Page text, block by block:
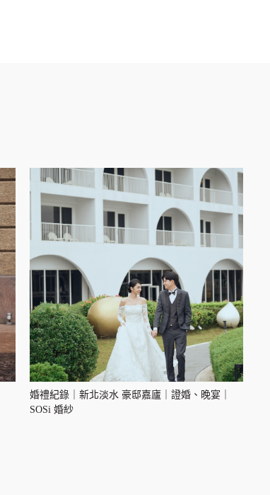
婚禮紀錄｜新北淡水 豪邸嘉廬｜證婚、晚宴｜
SOSi 婚紗